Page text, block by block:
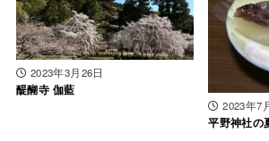
2023年3月26日
醍醐寺 伽藍
2023年7
平野神社の